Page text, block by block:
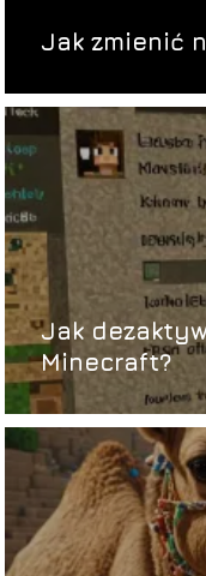
Jak zmienić
Jak
Minecraft?